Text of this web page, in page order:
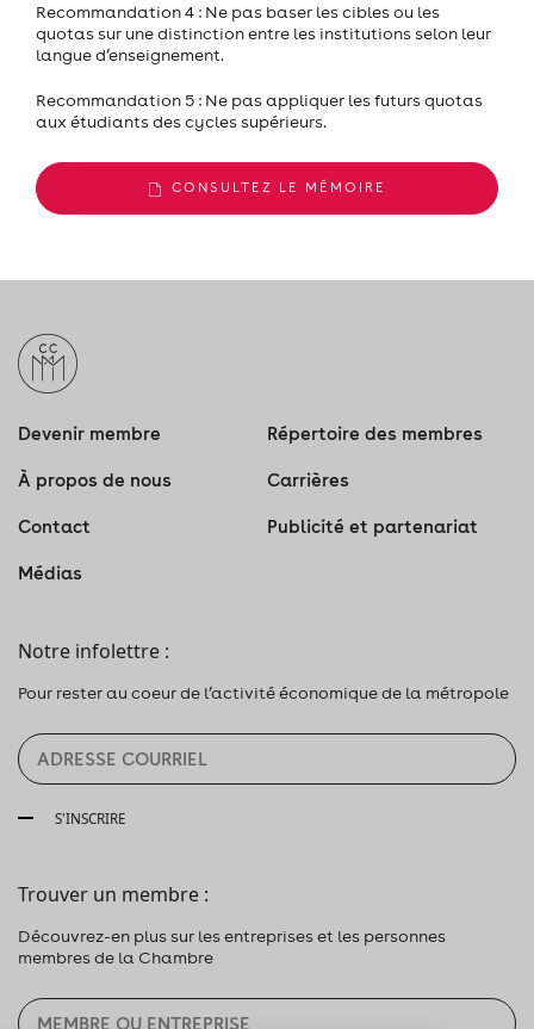
Recommandation 4 : Ne pas baser les cibles ou les
quotas sur une distinction entre les institutions selon leur
langue d’enseignement.
Recommandation 5 : Ne pas appliquer les futurs quotas
aux étudiants des cycles supérieurs.
CONSULTEZ LE MÉMOIRE
Devenir membre Répertoire des membres
À propos de nous Carrières
Contact Publicité et partenariat
Médias
Notre infolettre :
Pour rester au coeur de l’activité économique de la métropole
S'INSCRIRE
Trouver un membre :
Découvrez-en plus sur les entreprises et les personnes
membres de la Chambre